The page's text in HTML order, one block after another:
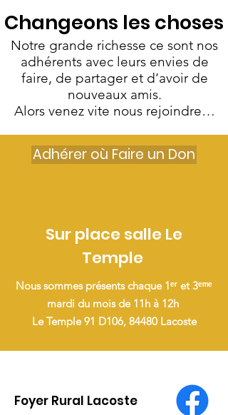
Changeons les choses
Notre grande richesse ce sont nos
adhérents avec leurs envies de
faire, de partager et d’avoir de
nouveaux amis.
Alors venez vite nous rejoindre…
Adhérer où Faire un Don
Sur place salle Le
Temple
Nous sommes présents chaque 1ᵉʳ et 3ᵉᵐᵉ
mardi du mois de 11h à 12h
Le Temple 91 D106, 84480 Lacoste
Foyer Rural Lacoste